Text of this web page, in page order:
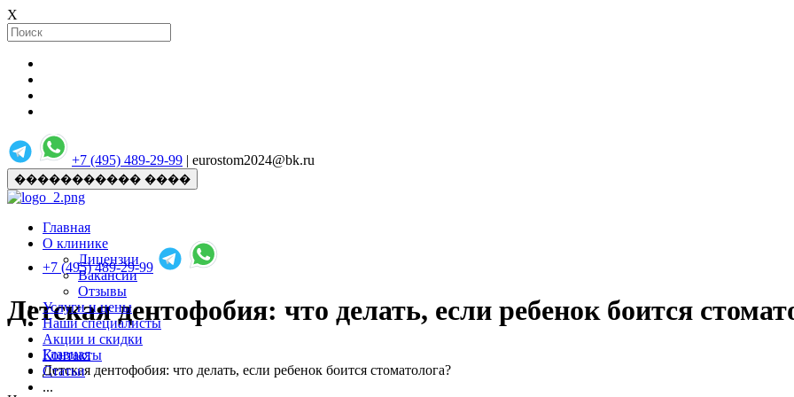
X
+7 (495) 489-29-99 | eurostom2024@bk.ru
����������� ����
Главная
О клинике
Лицензии
Вакансии
Отзывы
Услуги и цены
Наши специалисты
Акции и скидки
Контакты
Статьи
...
+7 (495) 489-29-99
Детская дентофобия: что делать, если ребенок боится
Главная
Детская дентофобия: что делать, если ребенок боится стоматолога?